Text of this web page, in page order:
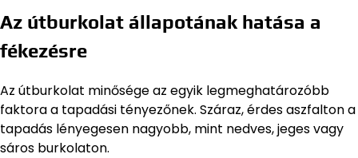
Az útburkolat állapotának hatása a
fékezésre
Az útburkolat minősége az egyik legmeghatározóbb
faktora a tapadási tényezőnek. Száraz, érdes aszfalton a
tapadás lényegesen nagyobb, mint nedves, jeges vagy
sáros burkolaton.